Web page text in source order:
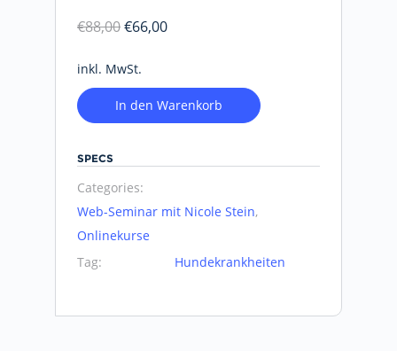
€88,00€66,00
inkl. MwSt.
In den Warenkorb
SPECS
Categories:
Web-Seminar mit Nicole Stein,
Onlinekurse
Tag:
Hundekrankheiten